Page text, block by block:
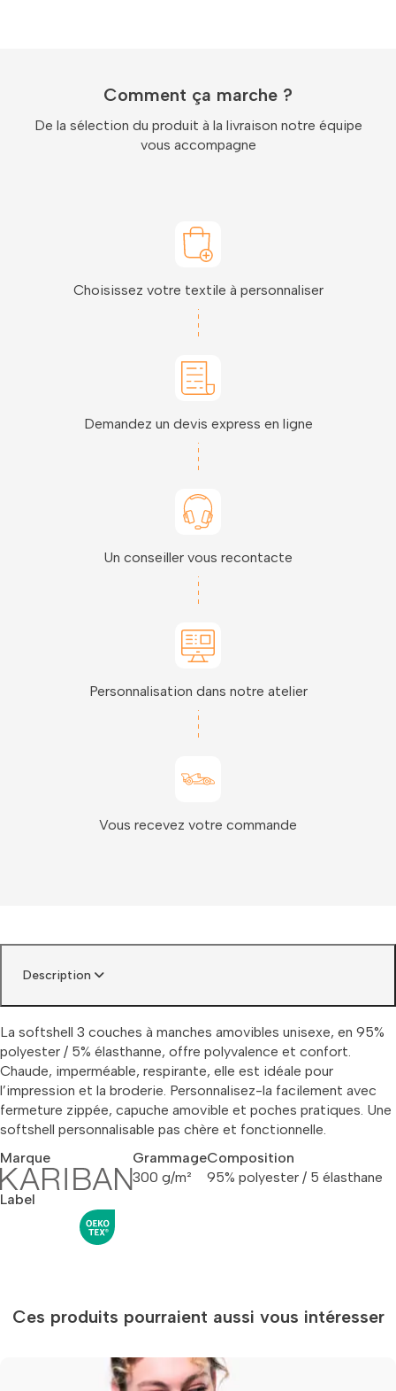
Comment ça marche ?
De la sélection du produit à la livraison notre équipe
vous accompagne
Choisissez votre textile à personnaliser
Demandez un devis express en ligne
Un conseiller vous recontacte
Personnalisation dans notre atelier
Vous recevez votre commande
Description
La softshell 3 couches à manches amovibles unisexe, en 95%
polyester / 5% élasthanne, offre polyvalence et confort.
Chaude, imperméable, respirante, elle est idéale pour
l’impression et la broderie. Personnalisez-la facilement avec
fermeture zippée, capuche amovible et poches pratiques. Une
softshell personnalisable pas chère et fonctionnelle.
Marque
Grammage
300 g/m²
Composition
95% polyester / 5 élasthane
Label
Ces produits pourraient aussi vous intéresser